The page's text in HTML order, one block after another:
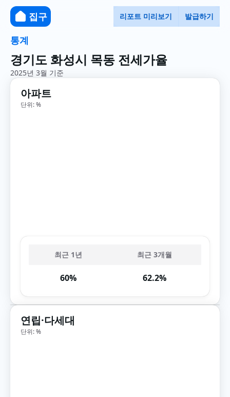
집구 리포트 미리보기 발급하기
통계
경기도 화성시 목동 전세가율
2025년 3월 기준
아파트
단위: %
최근 1년 최근 3개월
60% 62.2%
연립·다세대
단위: %